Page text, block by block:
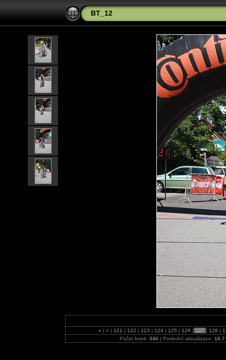
BT_12
« | < | 121 | 122 | 123 | 124 | 125 | 126 | 127 | 128 |
Počet fotek: 346 | Poslední aktualizace: